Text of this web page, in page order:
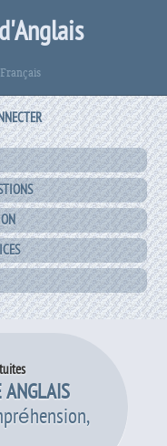
Français